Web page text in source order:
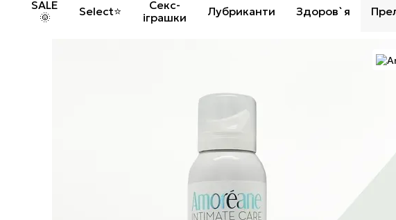
SALE
🌞
Select⭐
Секс-
іграшки
Лубриканти Здоров`я